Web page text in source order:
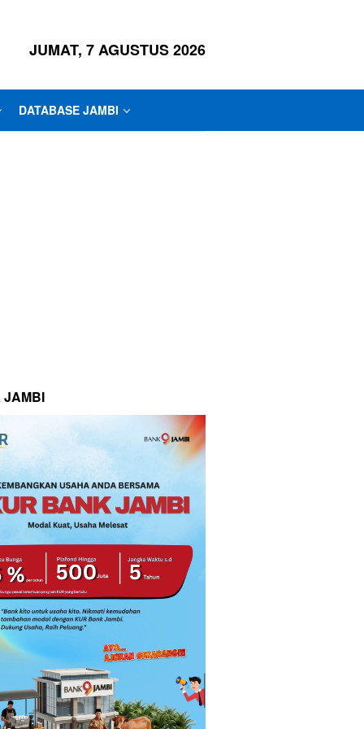
JUMAT, 7 AGUSTUS 2026
DATABASE JAMBI